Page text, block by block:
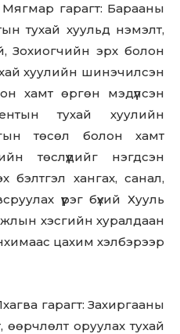
гарагт: Барааны
тухай хуульд нэмэлт,
Зохиогчийн эрх болон
хуулийн шинэчилсэн
хамт өргөн мэдүүлсэн
тухай хуулийн
төсөл болон хамт
төслүүдийг нэгдсэн
бэлтгэл хангах, санал,
үүрэг бүхий Хууль
хэсгийн хуралдаан
цахим хэлбэрээр
гарагт: Захиргааны
оруулах тухай